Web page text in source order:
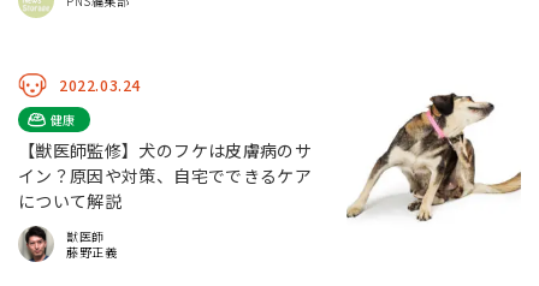
2022.03.24
健康
【獣医師監修】犬のフケは皮膚病のサ
イン？原因や対策、自宅でできるケア
について解説
獣医師
藤野正義